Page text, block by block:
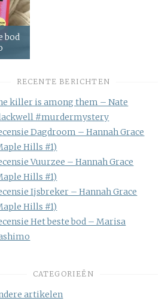
bod
RECENTE BERICHTEN
killer is among them – Nate
#murdermystery
Dagdroom – Hannah Grace
Hills #1)
Vuurzee – Hannah Grace
Hills #1)
Ijsbreker – Hannah Grace
Hills #1)
Het beste bod – Marisa
CATEGORIEËN
artikelen